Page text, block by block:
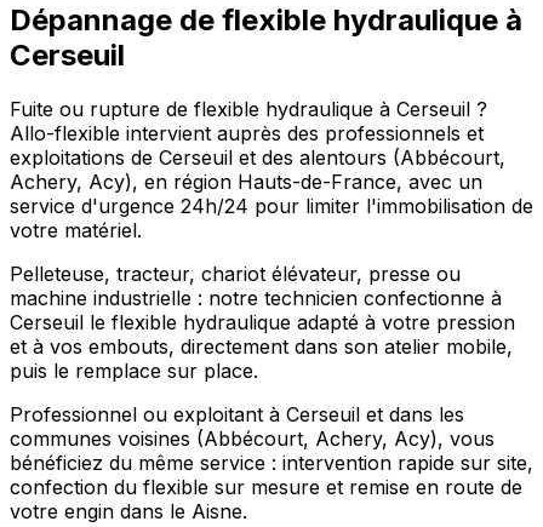
Dépannage de flexible hydraulique à
Cerseuil
Fuite ou rupture de flexible hydraulique à Cerseuil ?
Allo-flexible intervient auprès des professionnels et
exploitations de Cerseuil et des alentours (Abbécourt,
Achery, Acy), en région Hauts-de-France, avec un
service d'urgence 24h/24 pour limiter l'immobilisation de
votre matériel.
Pelleteuse, tracteur, chariot élévateur, presse ou
machine industrielle : notre technicien confectionne à
Cerseuil le flexible hydraulique adapté à votre pression
et à vos embouts, directement dans son atelier mobile,
puis le remplace sur place.
Professionnel ou exploitant à Cerseuil et dans les
communes voisines (Abbécourt, Achery, Acy), vous
bénéficiez du même service : intervention rapide sur site,
confection du flexible sur mesure et remise en route de
votre engin dans le Aisne.